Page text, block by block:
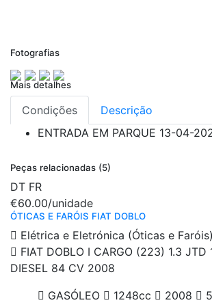
Fotografias
Mais detalhes
Condições
Descrição
ENTRADA EM PARQUE 13-04-
Peças relacionadas (5)
DT FR
€60.00/unidade
ÓTICAS E FARÓIS FIAT DOBLO
Elétrica e Eletrónica (Óticas e Faróis)
FIAT DOBLO I CARGO (223) 1.3 JTD
DIESEL 84 CV 2008
GASÓLEO
1248cc 2008 5